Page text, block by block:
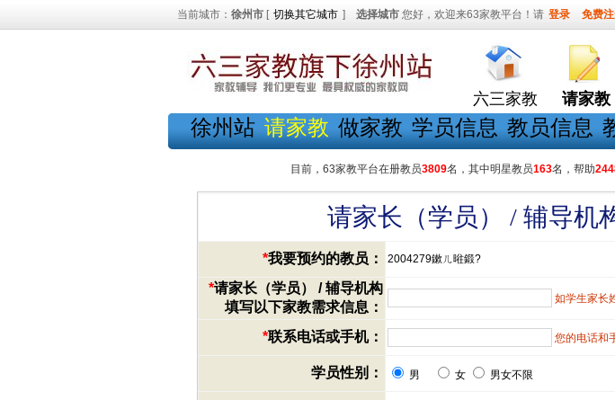
当前城市： 徐州市 [ 切换其它城市 ] 选择城市 您好，欢迎来63家教平台！请 登录 免费
六三家教 请家教
徐州站 请家教 做家教 学员信息 教员信息
目前，63家教平台在册教员3809名，其中明星教员163名，帮助
请家长（学员） / 辅导机
*我要预约的教员： 2004279鏉ㄦ暀鍛?
*请家长（学员） / 辅导机构
填写以下家教需求信息：
如学生家长
*联系电话或手机： 您的电话和
学员性别： 男 女 男女不限